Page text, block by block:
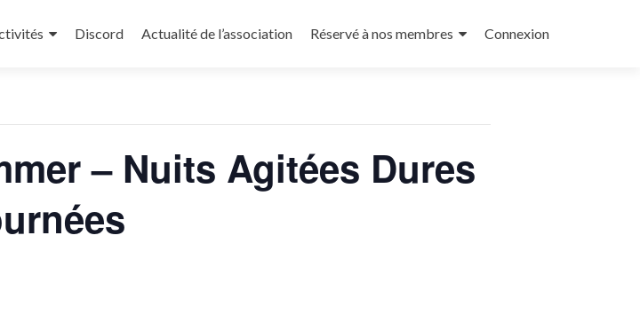
Discord Actualité de l’association Réservé à nos membres Connexion
les Évènements
– Nuits Agitées Dures